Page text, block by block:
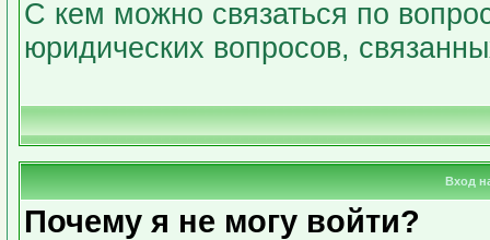
С кем можно связаться по
юридических вопросов,
Вход
Почему я не могу войти?